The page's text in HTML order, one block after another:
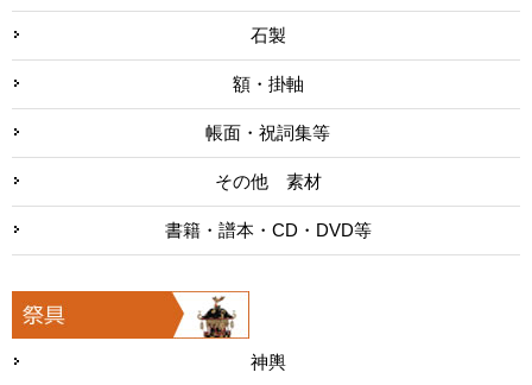
石製
額・掛軸
帳面・祝詞集等
その他 素材
書籍・譜本・CD・DVD等
神輿